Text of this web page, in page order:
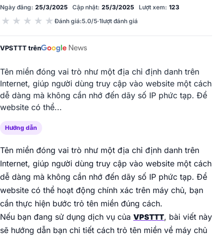
Ngày đăng: 25/3/2025 Cập nhật: 25/3/2025 Lượt xem: 123
★ ★ ★ ★ ★ Đánh giá:5.0/5·1lượt đánh giá
VPSTTT trên
Tên miền đóng vai trò như một địa chỉ định danh trên
Internet, giúp người dùng truy cập vào website một cách
dễ dàng mà không cần nhớ đến dãy số IP phức tạp. Để
website có thể...
Hướng dẫn
Tên miền đóng vai trò như một địa chỉ định danh trên
Internet, giúp người dùng truy cập vào website một cách
dễ dàng mà không cần nhớ đến dãy số IP phức tạp. Để
website có thể hoạt động chính xác trên máy chủ, bạn
cần thực hiện bước trỏ tên miền đúng cách.
Nếu bạn đang sử dụng dịch vụ của VPSTTT, bài viết này
sẽ hướng dẫn bạn chi tiết cách trỏ tên miền về máy chủ